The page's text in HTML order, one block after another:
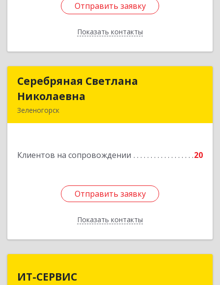
Отправить заявку
Показать контакты
Отправить заявку
Назад
Серебряная Светлана
Николаевна
Зеленогорск
Клиентов на сопровождении 20
Отправить заявку
Показать контакты
Серебряная Светлана
Подробнее
Отправить заявку
Назад
ИТ-СЕРВИС